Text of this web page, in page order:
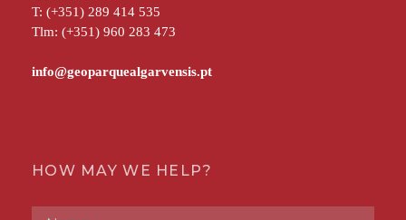
T: (+351) 289 414 535
Tlm: (+351) 960 283 473
HOW MAY WE HELP?